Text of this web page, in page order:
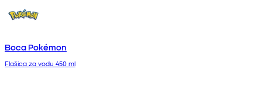
Boca Pokémon
Flašica za vodu 450 ml